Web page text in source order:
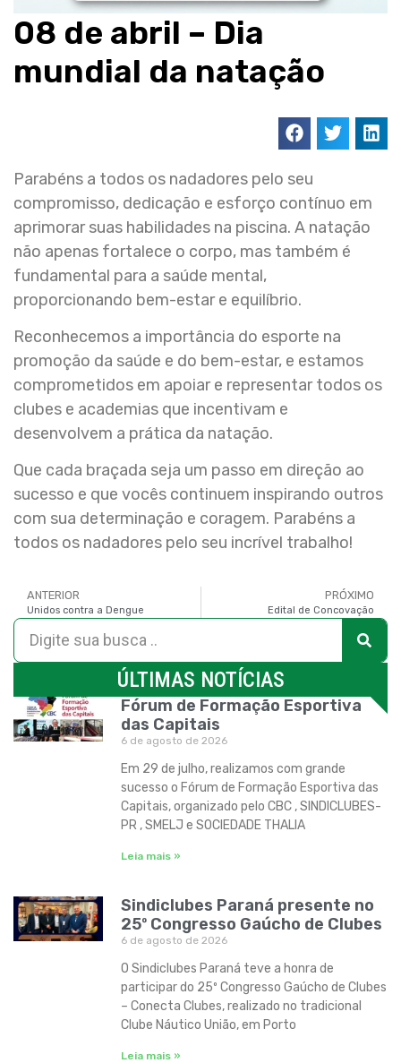
08 de abril – Dia
mundial da natação
Parabéns a todos os nadadores pelo seu
compromisso, dedicação e esforço contínuo em
aprimorar suas habilidades na piscina. A natação
não apenas fortalece o corpo, mas também é
fundamental para a saúde mental,
proporcionando bem-estar e equilíbrio.
Reconhecemos a importância do esporte na
promoção da saúde e do bem-estar, e estamos
comprometidos em apoiar e representar todos os
clubes e academias que incentivam e
desenvolvem a prática da natação.
Que cada braçada seja um passo em direção ao
sucesso e que vocês continuem inspirando outros
com sua determinação e coragem. Parabéns a
todos os nadadores pelo seu incrível trabalho!
ANTERIOR
Unidos contra a Dengue
PRÓXIMO
Edital de Concovação
ÚLTIMAS NOTÍCIAS
Fórum de Formação Esportiva
das Capitais
6 de agosto de 2026
Em 29 de julho, realizamos com grande
sucesso o Fórum de Formação Esportiva das
Capitais, organizado pelo CBC , SINDICLUBES-
PR , SMELJ e SOCIEDADE THALIA
Leia mais »
Sindiclubes Paraná presente no
25º Congresso Gaúcho de Clubes
6 de agosto de 2026
O Sindiclubes Paraná teve a honra de
participar do 25º Congresso Gaúcho de Clubes
– Conecta Clubes, realizado no tradicional
Clube Náutico União, em Porto
Leia mais »